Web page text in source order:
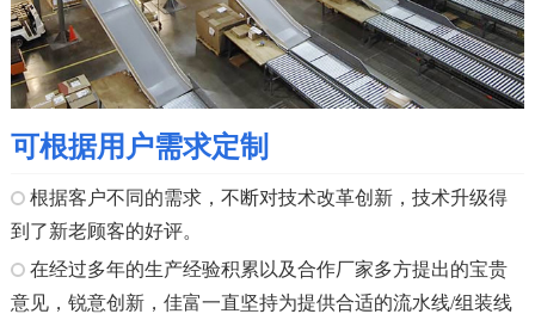
可根据用户需求定制
根据客户不同的需求，不断对技术改革创新，技术升级得
到了新老顾客的好评。
在经过多年的生产经验积累以及合作厂家多方提出的宝贵
意见，锐意创新，佳富一直坚持为提供合适的流水线/组装线